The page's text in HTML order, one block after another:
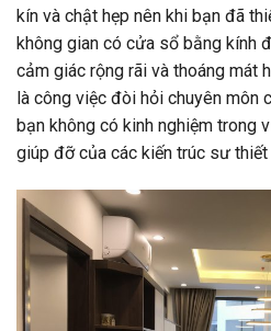
kín và chật hẹp nên khi bạn đã
không gian có cửa sổ bằng kính
cảm giác rộng rãi và thoáng mát
là công việc đòi hỏi chuyên môn
bạn không có kinh nghiệm trong
giúp đỡ của các kiến trúc sư